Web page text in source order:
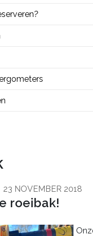
23 NOVEMBER 2018
roeibak!